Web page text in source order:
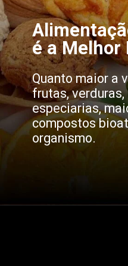
Quanto maior a
frutas, verduras,
especiarias,
compostos
organismo.
é a Melhor